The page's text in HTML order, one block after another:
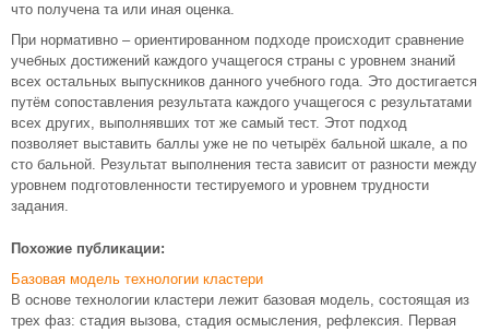
что получена та или иная оценка.
При нормативно – ориентированном подходе происходит сравнение
учебных достижений каждого учащегося страны с уровнем знаний
всех остальных выпускников данного учебного года. Это достигается
путём сопоставления результата каждого учащегося с результатами
всех других, выполнявших тот же самый тест. Этот подход
позволяет выставить баллы уже не по четырёх бальной шкале, а по
сто бальной. Результат выполнения теста зависит от разности между
уровнем подготовленности тестируемого и уровнем трудности
задания.
Похожие публикации:
Базовая модель технологии кластери
В основе технологии кластери лежит базовая модель, состоящая из
трех фаз: стадия вызова, стадия осмысления, рефлексия. Первая